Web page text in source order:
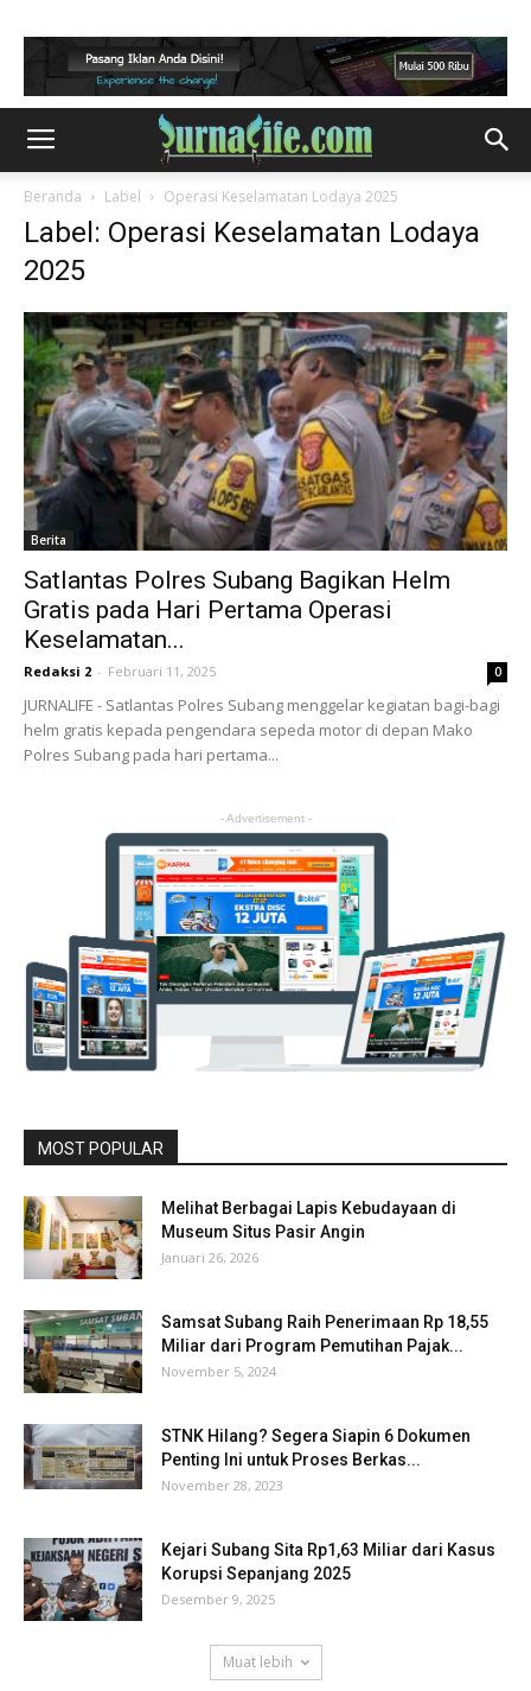
Beranda Label Operasi Keselamatan Lodaya 2025
Label: Operasi Keselamatan Lodaya
2025
Berita
Satlantas Polres Subang Bagikan Helm
Gratis pada Hari Pertama Operasi
Keselamatan...
Redaksi 2 - Februari 11, 2025 0
JURNALIFE - Satlantas Polres Subang menggelar kegiatan bagi-bagi
helm gratis kepada pengendara sepeda motor di depan Mako
Polres Subang pada hari pertama...
- Advertisement -
MOST POPULAR
Melihat Berbagai Lapis Kebudayaan di
Museum Situs Pasir Angin
Januari 26, 2026
Samsat Subang Raih Penerimaan Rp 18,55
Miliar dari Program Pemutihan Pajak...
November 5, 2024
STNK Hilang? Segera Siapin 6 Dokumen
Penting Ini untuk Proses Berkas...
November 28, 2023
Kejari Subang Sita Rp1,63 Miliar dari Kasus
Korupsi Sepanjang 2025
Desember 9, 2025
Muat lebih